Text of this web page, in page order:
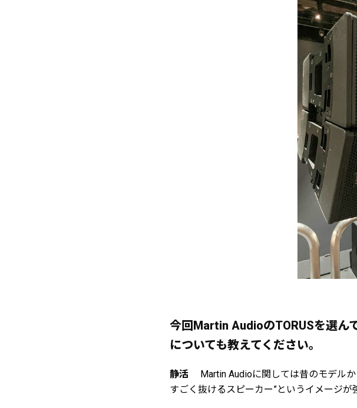
今回Martin AudioのTORUSを選ん
についても教えてください。
静活
Martin Audioに関しては昔のモデル
すごく抜けるスピーカー”というイメージが